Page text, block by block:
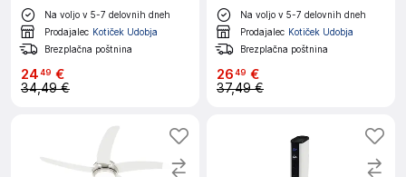
Na voljo v 5-7 delovnih dneh
Prodajalec Kotiček Udobja
Brezplačna poštnina
2449 €
34,49 €
Na voljo v 5-7 delovnih dneh
Prodajalec Kotiček Udobja
Brezplačna poštnina
2649 €
37,49 €